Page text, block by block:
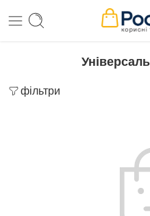
фільтри